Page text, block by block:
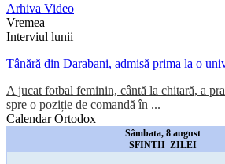
Arhiva Video
Vremea
Interviul lunii
Tânără din Darabani, admisă prima la o
A jucat fotbal feminin, cântă la chitară, a
spre o poziție de comandă în ...
Calendar Ortodox
Sâmbata, 8 august
SFINTII ZILEI